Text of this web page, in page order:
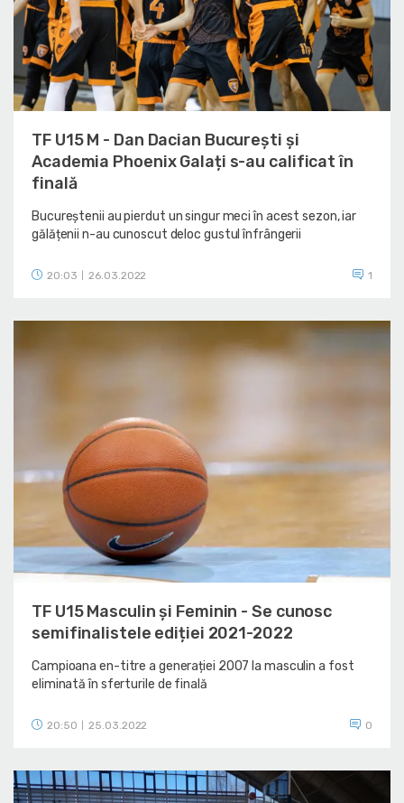
TF U15 M - Dan Dacian București și
Academia Phoenix Galați s-au calificat în
finală
Bucureștenii au pierdut un singur meci în acest sezon, iar
gălățenii n-au cunoscut deloc gustul înfrângerii
20:03 26.03.2022 1
TF U15 Masculin și Feminin - Se cunosc
semifinalistele ediției 2021-2022
Campioana en-titre a generației 2007 la masculin a fost
eliminată în sferturile de finală
20:50 25.03.2022 0